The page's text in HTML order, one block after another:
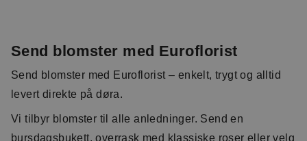
Send blomster med Euroflorist
Send blomster med Euroflorist – enkelt, trygt og alltid
levert direkte på døra.
Vi tilbyr blomster til alle anledninger. Send en
bursdagsbukett, overrask med klassiske roser eller velg